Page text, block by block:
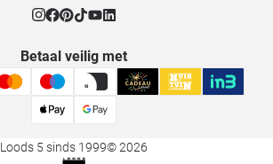
Betaal veilig met
Loods 5 sinds 1999© 2026